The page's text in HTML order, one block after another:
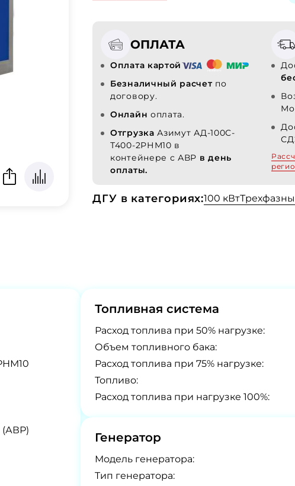
ОПЛАТА
Оплата картой
Безналичный расчет по
договору.
Онлайн оплата.
Отгрузка Азимут АД-100С-
Т400-2РНМ10 в
контейнере с АВР в день
оплаты.
ДГУ в категориях:100 кВт
(АВР)
Топливная система
Расход топлива при 50% нагрузке:
Объем топливного бака:
Расход топлива при 75% нагрузке:
Топливо:
Расход топлива при нагрузке 100%:
Генератор
Модель генератора:
Tип генератора: